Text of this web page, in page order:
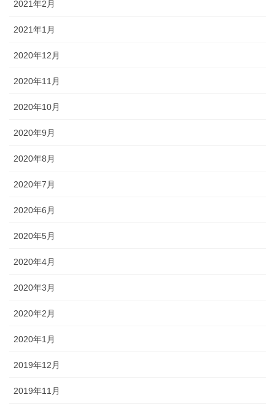
2021年2月
2021年1月
2020年12月
2020年11月
2020年10月
2020年9月
2020年8月
2020年7月
2020年6月
2020年5月
2020年4月
2020年3月
2020年2月
2020年1月
2019年12月
2019年11月